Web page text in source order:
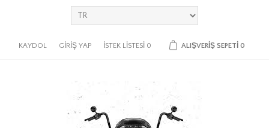
KAYDOL GIRIŞ YAP İSTEK LISTESI 0 ALIŞVERIŞ SEPETI 0